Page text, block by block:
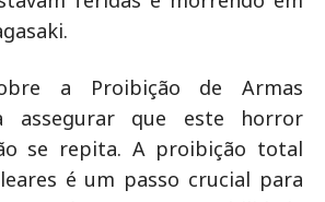
a Proibição de Armas
assegurar que este horror
se repita. A proibição total
é um passo crucial para